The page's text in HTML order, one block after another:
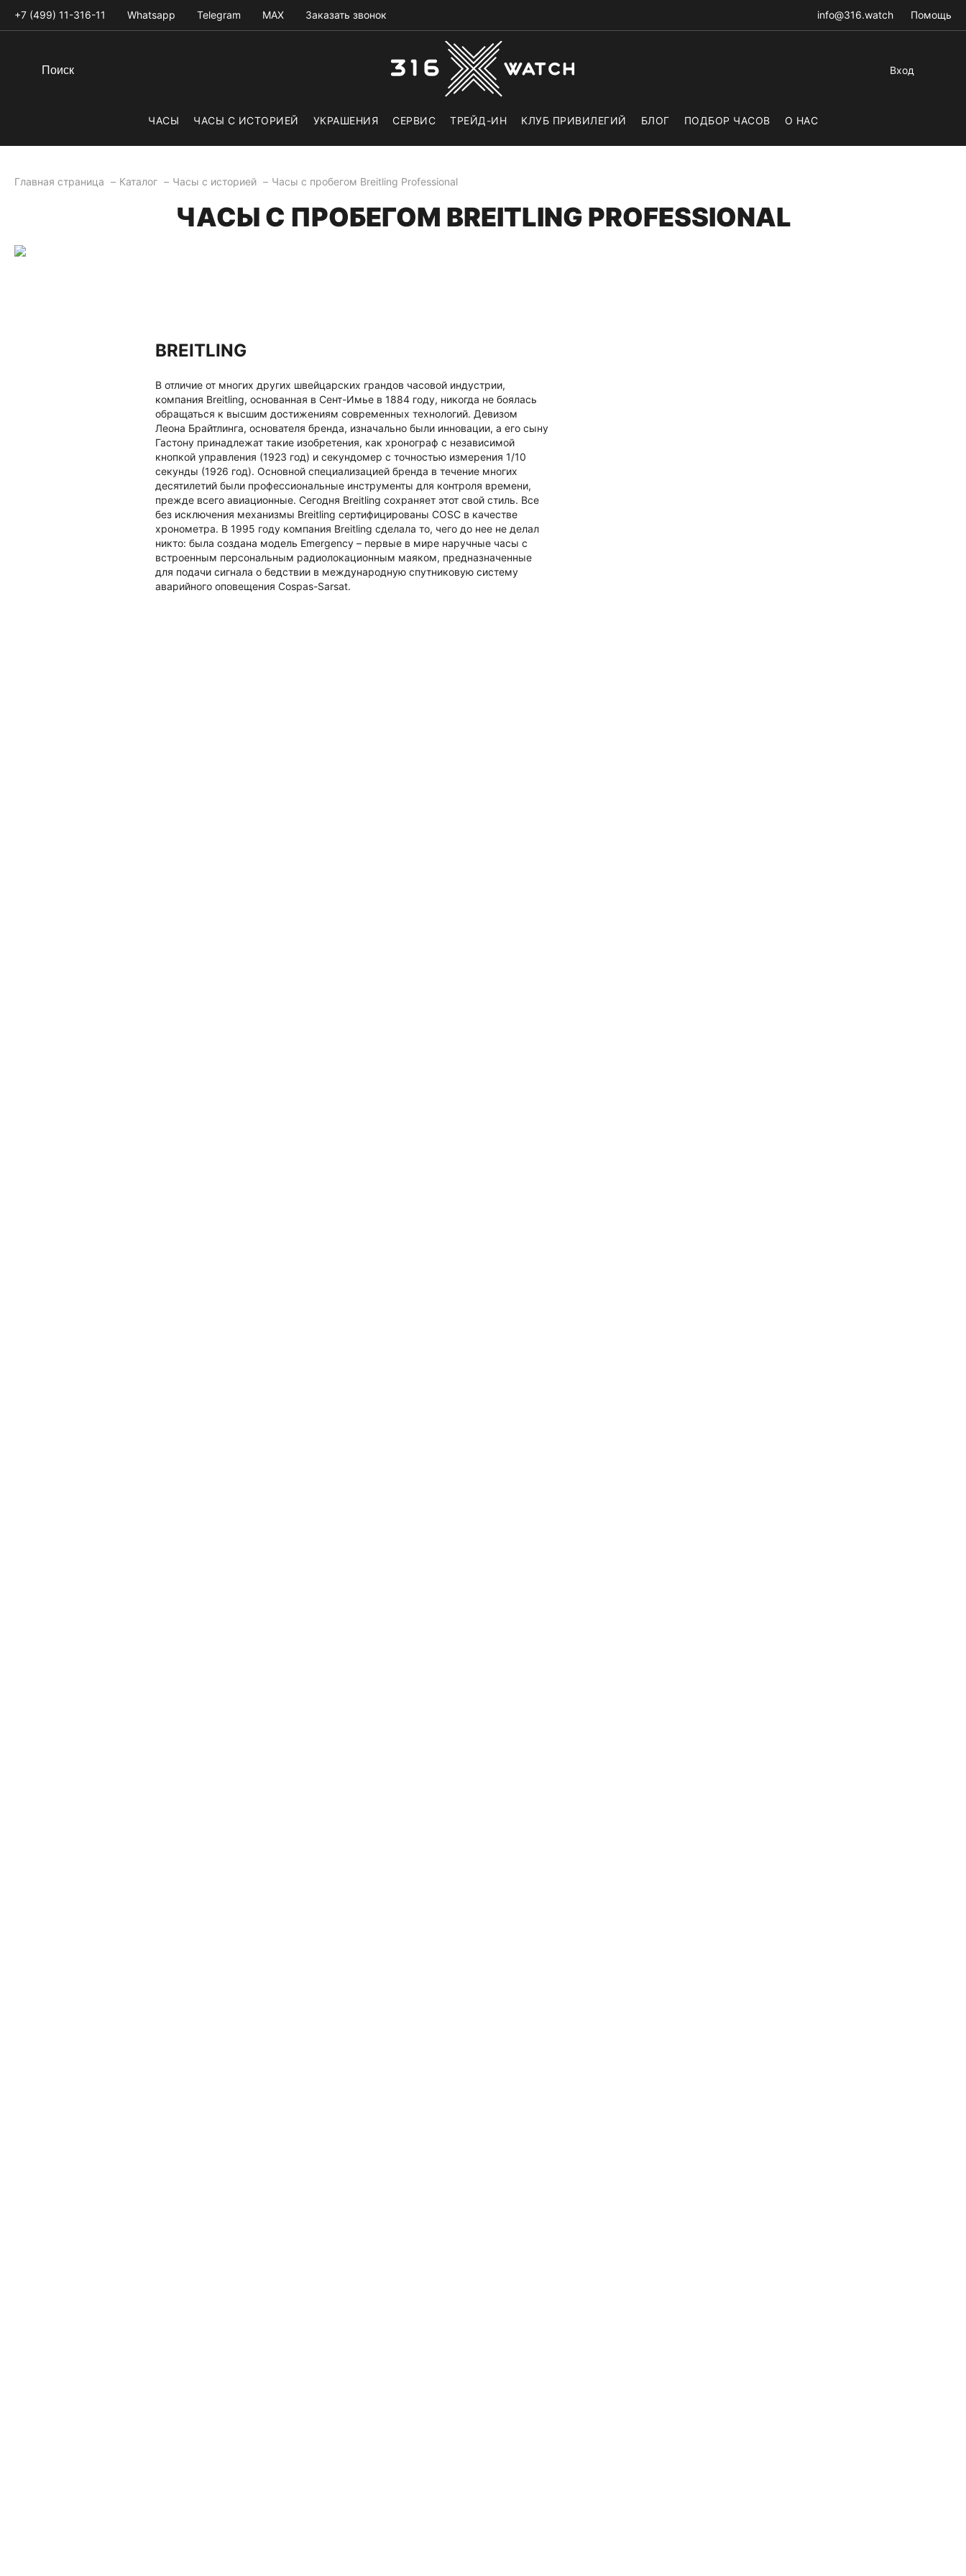
+7 (499) 11-316-11 Whatsapp Telegram MAX Заказать звонок info@316.watch Помощь
Вход
ЧАСЫ ЧАСЫ С ИСТОРИЕЙ УКРАШЕНИЯ СЕРВИС ТРЕЙД-ИН КЛУБ ПРИВИЛЕГИЙ БЛОГ ПОДБОР ЧАСОВ О НАС
Главная страница Каталог Часы с историей Часы с пробегом Breitling Professional
ЧАСЫ С ПРОБЕГОМ BREITLING PROFESSIONAL
BREITLING
В отличие от многих других швейцарских грандов часовой индустрии,
компания Breitling, основанная в Сент-Имье в 1884 году, никогда не боялась
обращаться к высшим достижениям современных технологий. Девизом
Леона Брайтлинга, основателя бренда, изначально были инновации, а его сыну
Гастону принадлежат такие изобретения, как хронограф с независимой
кнопкой управления (1923 год) и секундомер с точностью измерения 1/10
секунды (1926 год). Основной специализацией бренда в течение многих
десятилетий были профессиональные инструменты для контроля времени,
прежде всего авиационные. Сегодня Breitling сохраняет этот свой стиль. Все
без исключения механизмы Breitling сертифицированы COSC в качестве
хронометра. В 1995 году компания Breitling сделала то, чего до нее не делал
никто: была создана модель Emergency – первые в мире наручные часы с
встроенным персональным радиолокационным маяком, предназначенные
для подачи сигнала о бедствии в международную спутниковую систему
аварийного оповещения Cospas-Sarsat.